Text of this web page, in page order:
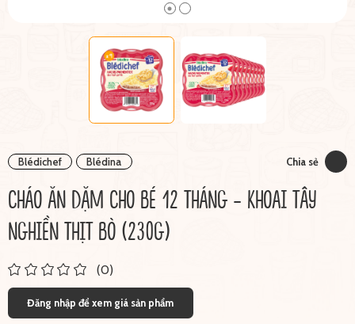
Blédichef Blédina Chia sẻ
CHÁO ĂN DẶM CHO BÉ 12 THÁNG - KHOAI TÂY
NGHIỀN THỊT BÒ (230G)
(0)
Đăng nhập để xem giá sản phẩm